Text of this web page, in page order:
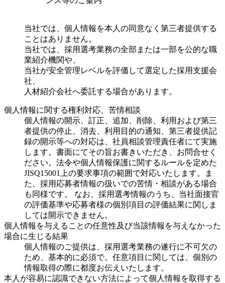
当社では、個人情報を本人の同意なく第三者提供する
ことはありません。
当社では、採用選考業務の全部または一部を公的な職
業紹介機関や、
当社が安全管理レベルを評価して選定した採用支援会
社、
人材紹介会社へ委託する場合があります。
個人情報に関する権利対応、苦情相談
個人情報の開示、訂正、追加、削除、利用および第三
者提供の停止、消去、利用目的の通知、第三者提供記
録の開示等への対応は、社員相談管理責任者にて実施
します。書面にてその旨お書きいただき、お問合せく
ださい。法令や個人情報保護に関するルールを定めた
JISQ15001上の要求事項の範囲で対応いたします。ま
た、採用応募者情報の扱いでの苦情・相談がある場合
も同様です。 なお、採用選考情報のうち、当社面接官
の評価基準や応募者様の個別項目の評価結果に関しま
しては開示できません。
個人情報を与えることの任意性及び当該情報を与えなかった
場合に生じる結果
個人情報のご提供は、採用選考業務の遂行に不可欠の
ため、基本的に必須で。任意項目に関しては、個別の
情報取得の際に都度お伝えいたします。
本人が容易に認識できない方法によって個人情報を取得する